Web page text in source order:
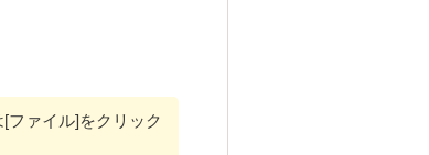
[ファイル]をクリック